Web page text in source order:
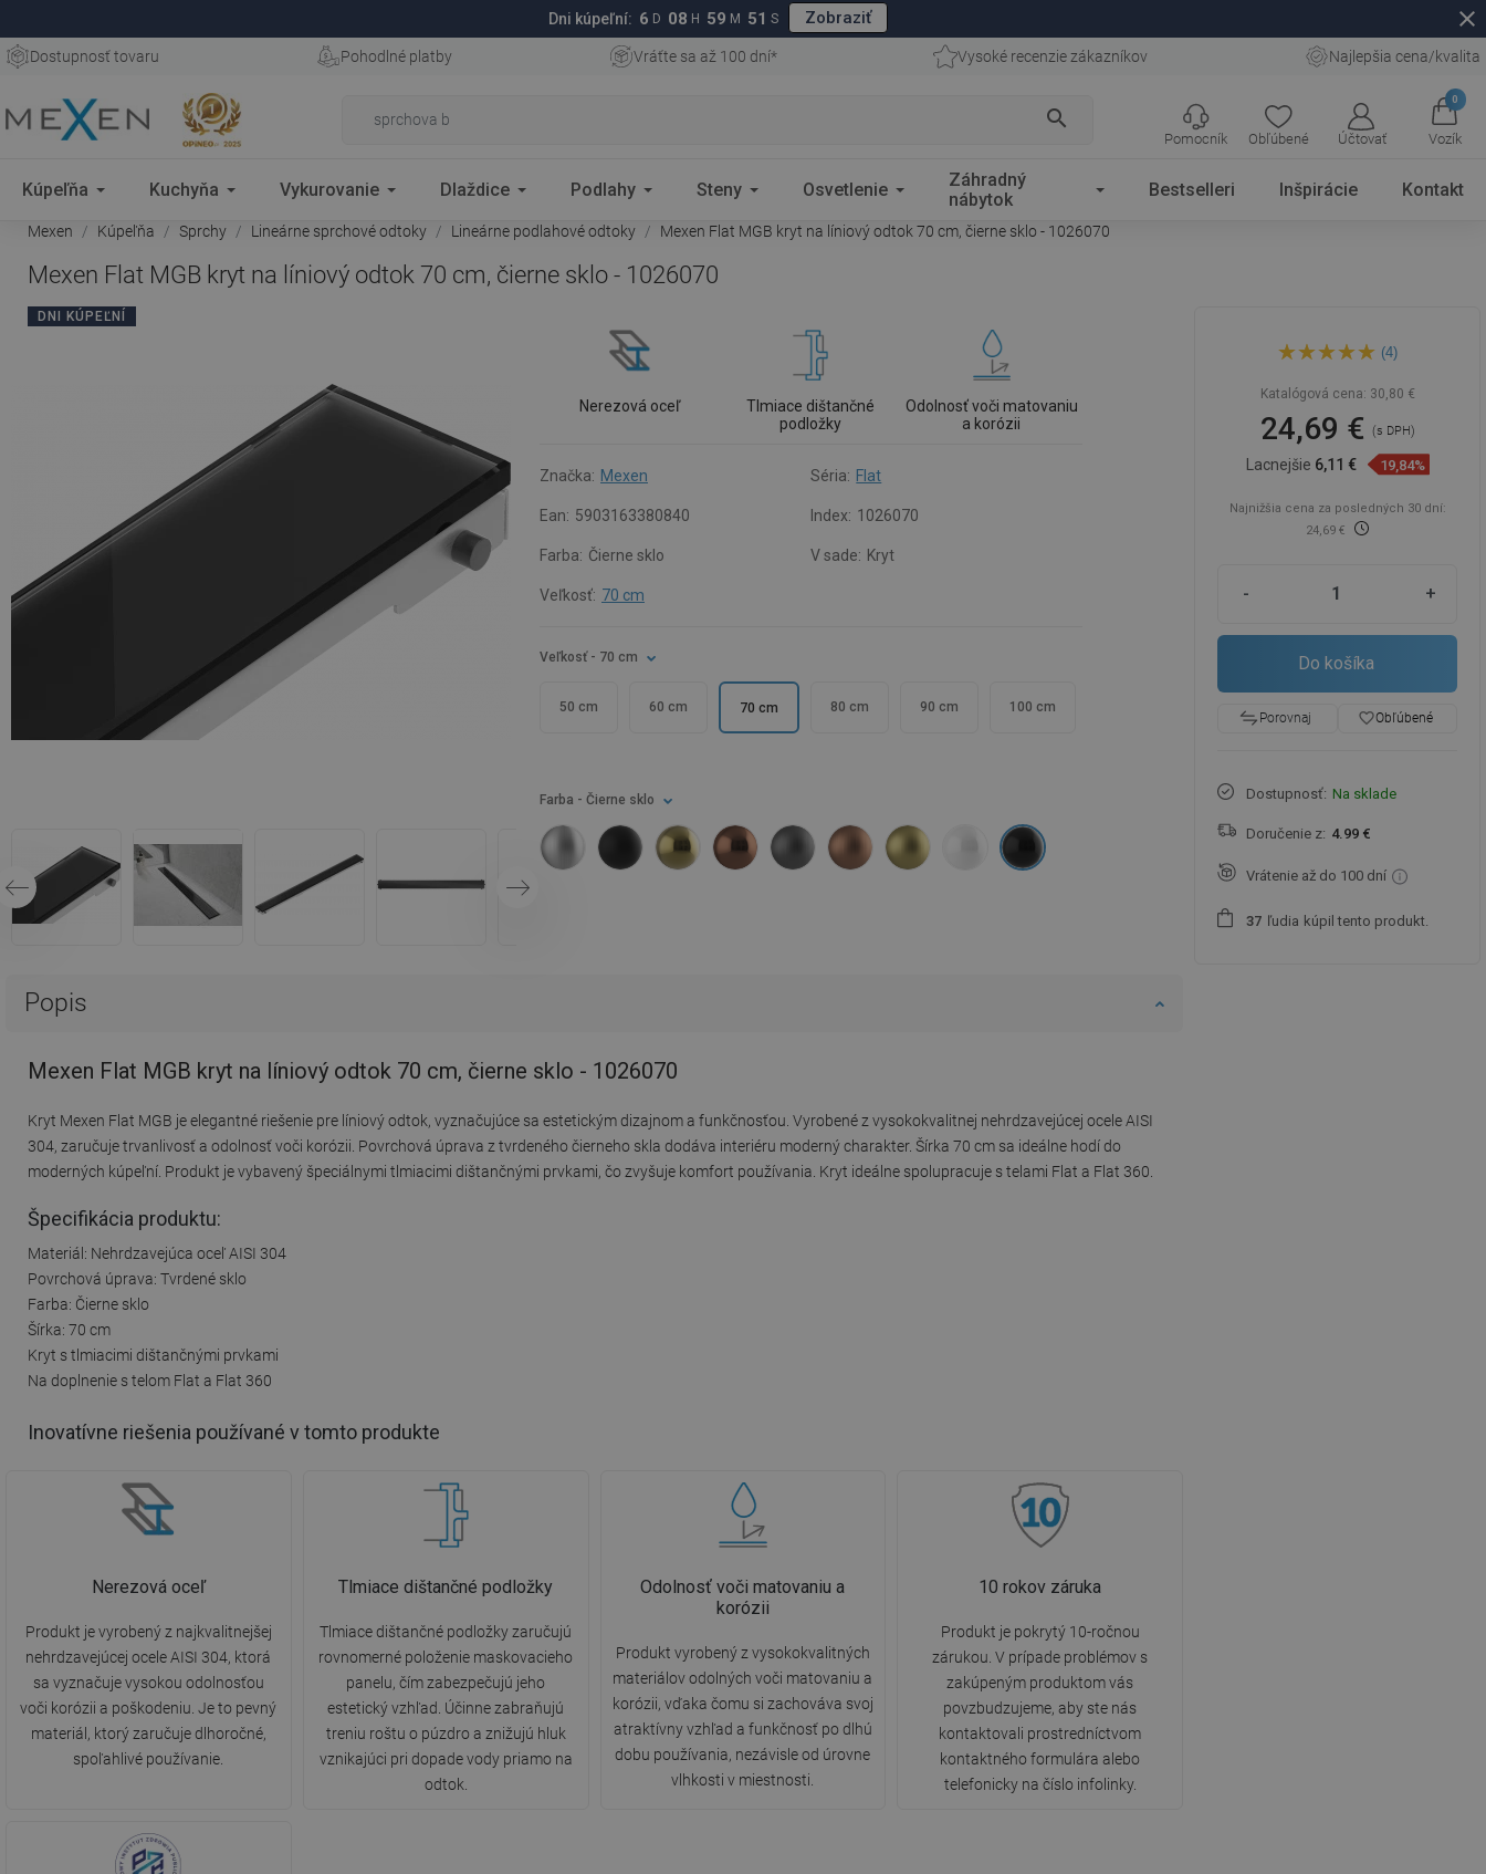
Dni kúpeľní: 6 D 08 H 59 M 50 S Zobraziť close
Dostupnosť tovaru Pohodlné platby Vráťte sa až 100 dní* Vysoké recenzie zákazníkov Najlepšia cena/kvalita
search
Obľúbené Účtovať
0
Vozík
Pomocník
Kúpeľňa Kuchyňa Vykurovanie Dlaždice Podlahy Steny Osvetlenie
Záhradný
nábytok
Bestselleri Inšpirácie Kontakt
Mexen Kúpeľňa Sprchy Lineárne sprchové odtoky Lineárne podlahové odtoky Mexen Flat MGB kryt na líniový odtok 70 cm, čierne sklo - 1026070
Mexen Flat MGB kryt na líniový odtok 70 cm, čierne sklo - 1026070
DNI KÚPEĽNÍ
Nerezová oceľ
Tlmiace dištančné
podložky
Odolnosť voči matovaniu
a korózii
Značka: Mexen Séria: Flat
Ean: 5903163380840 Index: 1026070
Farba: Čierne sklo V sade: Kryt
Veľkosť: 70 cm
Veľkosť- 70 cm
50 cm 60 cm 70 cm 80 cm 90 cm 100 cm
Farba - Čierne sklo
Popis
Mexen Flat MGB kryt na líniový odtok 70 cm, čierne sklo - 1026070
Kryt Mexen Flat MGB je elegantné riešenie pre líniový odtok, vyznačujúce sa estetickým dizajnom a funkčnosťou. Vyrobené z vysokokvalitnej nehrdzavejúcej ocele AISI
304, zaručuje trvanlivosť a odolnosť voči korózii. Povrchová úprava z tvrdeného čierneho skla dodáva interiéru moderný charakter. Šírka 70 cm sa ideálne hodí do
moderných kúpeľní. Produkt je vybavený špeciálnymi tlmiacimi dištančnými prvkami, čo zvyšuje komfort používania. Kryt ideálne spolupracuje s telami Flat a Flat 360.
Špecifikácia produktu:
Materiál: Nehrdzavejúca oceľ AISI 304
Povrchová úprava: Tvrdené sklo
Farba: Čierne sklo
Šírka: 70 cm
Kryt s tlmiacimi dištančnými prvkami
Na doplnenie s telom Flat a Flat 360
Inovatívne riešenia používané v tomto produkte
Nerezová oceľ
Produkt je vyrobený z najkvalitnejšej
nehrdzavejúcej ocele AISI 304, ktorá
sa vyznačuje vysokou odolnosťou
voči korózii a poškodeniu. Je to pevný
materiál, ktorý zaručuje dlhoročné,
spoľahlivé používanie.
Tlmiace dištančné podložky
Tlmiace dištančné podložky zaručujú
rovnomerné položenie maskovacieho
panelu, čím zabezpečujú jeho
estetický vzhľad. Účinne zabraňujú
treniu roštu o púzdro a znižujú hluk
vznikajúci pri dopade vody priamo na
odtok.
Odolnosť voči matovaniu a
korózii
Produkt vyrobený z vysokokvalitných
materiálov odolných voči matovaniu a
korózii, vďaka čomu si zachováva svoj
atraktívny vzhľad a funkčnosť po dlhú
dobu používania, nezávisle od úrovne
vlhkosti v miestnosti.
10 rokov záruka
Produkt je pokrytý 10-ročnou
zárukou. V prípade problémov s
zakúpeným produktom vás
povzbudzujeme, aby ste nás
kontaktovali prostredníctvom
kontaktného formulára alebo
telefonicky na číslo infolinky.
líniový odtok 70 cm, čierne
(4)
Katalógová cena: 30,80 €
24,69 € (s DPH)
Lacnejšie 6,11 € 19,84%
Najnižšia cena za posledných 30 dní:
24,69 €
- +
Do košíka
Porovnaj favorite_borderObľúbené
Dostupnosť: Na sklade
Doručenie z: 4.99 €
Vrátenie až do 100 dní
37 ľudia kúpil tento produkt.